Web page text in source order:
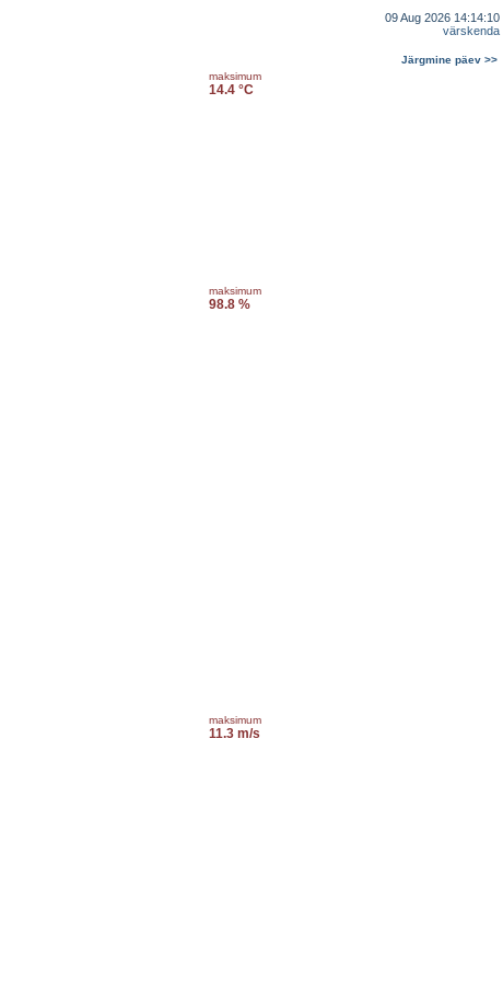
09 Aug 2026 14:14:10
värskenda
Järgmine päev >>
maksimum
14.4 °C
maksimum
98.8 %
maksimum
11.3 m/s